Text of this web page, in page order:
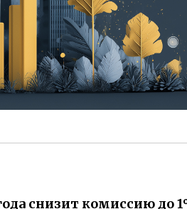
снизит комиссию до